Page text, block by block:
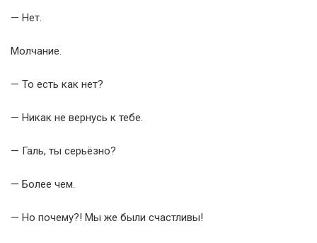
— Нет.
Молчание.
— То есть как нет?
— Никак не вернусь к тебе.
— Галь, ты серьёзно?
— Более чем.
— Но почему?! Мы же были счастливы!